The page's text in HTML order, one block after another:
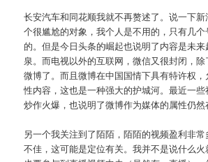
长安汽车和同花顺我就不再赘述了。说一下
个很尴尬的对象，我个人是不用的，只有几
的。但是今日头条的崛起也说明了内容是未
泉。而电视以外的互联网，微信又很封闭，
微博了。而且微博在中国国情下具有特许权
性内容，这也是一种强大的护城河。最近一
炒作火爆，也说明了微博作为媒体的属性仍然
另一个我关注到了陌陌，陌陌的视频盈利非
不佳，这可能是定位有关。我并不是说什么